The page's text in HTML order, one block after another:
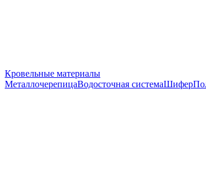
Кровельные материалы
МеталлочерепицаВодосточная системаШифер